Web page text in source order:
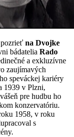
pozrieť na Dvojke
bádatelia Rado
a exkluzívne
zaujímavých
speváckej kariéry
1939 v Plzni,
pre hudbu ho
konzervatóriu.
1958, v roku
s